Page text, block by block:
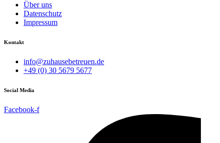
Über uns
Datenschutz
Impressum
Kontakt
info@zuhausebetreuen.de
+49 (0) 30 5679 5677
Social Media
Facebook-f